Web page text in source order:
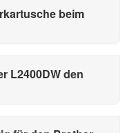
beim
L2400DW den